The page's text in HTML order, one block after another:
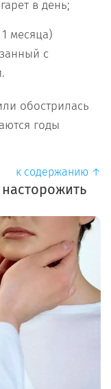
в день;
месяца)
с
обострилась
годы
к содержанию ↑